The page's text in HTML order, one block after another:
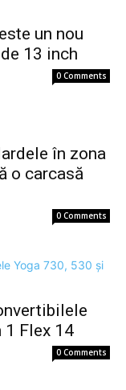
un nou
13 inch
0 Comments
în zona
o carcasă
0 Comments
1 Flex 14
0 Comments